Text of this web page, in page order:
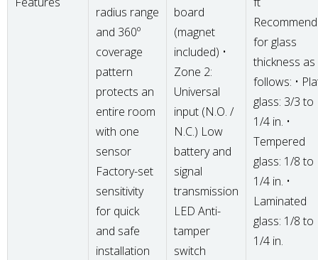
radius range
and 360º
coverage
pattern
protects an
entire room
with one
sensor
Factory-set
sensitivity
for quick
and safe
installation
board
(magnet
included) •
Zone 2:
Universal
input (N.O. /
N.C.) Low
battery and
signal
transmission
LED Anti-
tamper
switch
for glass
thickness as
follows: •
glass: 3/3 to
1/4 in. •
Tempered
glass: 1/8 to
1/4 in. •
Laminated
glass: 1/8 to
1/4 in.